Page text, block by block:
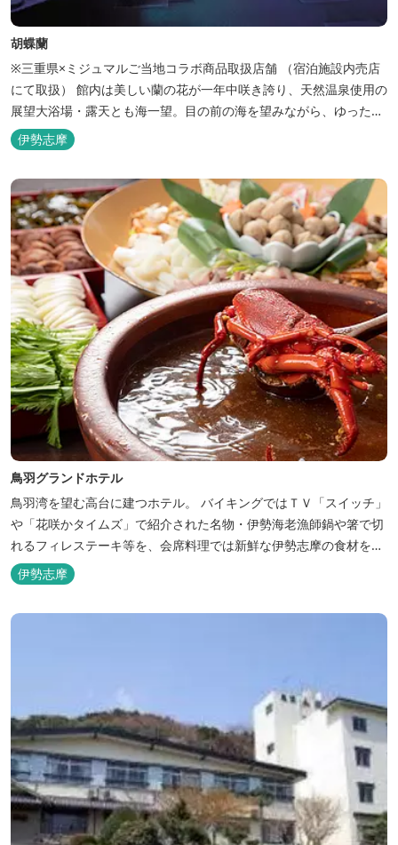
胡蝶蘭
※三重県×ミジュマルご当地コラボ商品取扱店舗 （宿泊施設内売店
にて取扱） 館内は美しい蘭の花が一年中咲き誇り、天然温泉使用の
展望大浴場・露天とも海一望。目の前の海を望みながら、ゆったり
とした時間をお過ごし下さい。
伊勢志摩
鳥羽グランドホテル
鳥羽湾を望む高台に建つホテル。 バイキングではＴＶ「スイッチ」
や「花咲かタイムズ」で紹介された名物・伊勢海老漁師鍋や箸で切
れるフィレステーキ等を、会席料理では新鮮な伊勢志摩の食材をお
楽しみいただけます。
伊勢志摩